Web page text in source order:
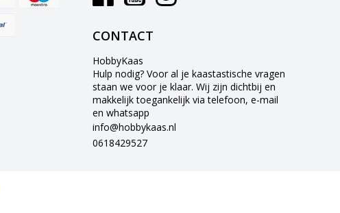
CONTACT
HobbyKaas
Hulp nodig? Voor al je kaastastische vragen
staan we voor je klaar. Wij zijn dichtbij en
makkelijk toegankelijk via telefoon, e-mail
en whatsapp
info@hobbykaas.nl
0618429527